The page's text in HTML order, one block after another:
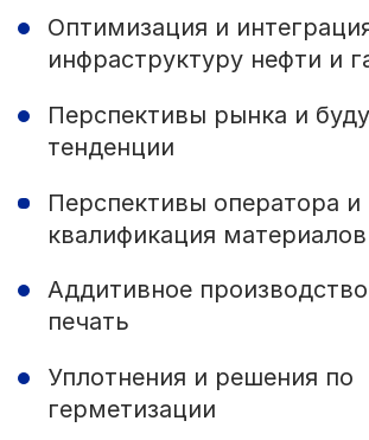
Оптимизация и
инфраструктуру нефти и
Перспективы рынка и
тенденции
Перспективы оператора и
квалификация материалов
Аддитивное
печать
Уплотнения и решения по
герметизации